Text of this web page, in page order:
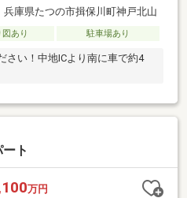
兵庫県たつの市揖保川町神戸北山
図あり 駐車場あり
さい！中地ICより南に車で約4
ト
万円